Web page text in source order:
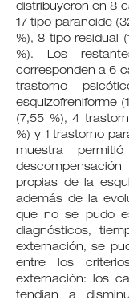
distribuyeron en 8
17 tipo paranoide
%), 8 tipo residual
%). Los
corresponden a 6
trastorno
esquizofreniforme
(7,55 %), 4
%) y 1 trastorno
muestra
propias de la
además de la
que no se pudo
diagnósticos,
externación, se
entre los
externación: los
tendían a